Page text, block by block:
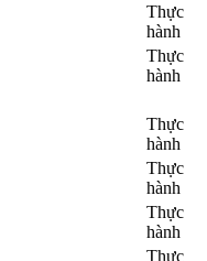
Thực
hành
Thực
hành
Thực
hành
Thực
hành
Thực
hành
Thực